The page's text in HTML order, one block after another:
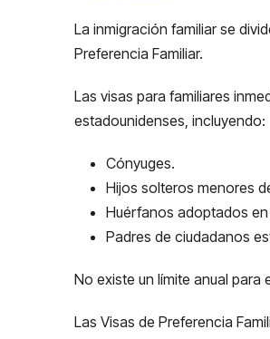
La inmigración familiar se
Preferencia Familiar.
Las visas para familiares
estadounidenses, incluyendo:
Cónyuges.
Hijos solteros menores
Huérfanos adoptados
Padres de ciudadanos
No existe un límite anual para
Las Visas de Preferencia